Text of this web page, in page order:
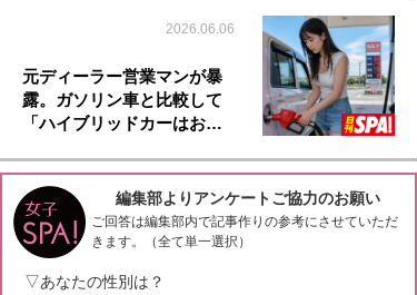
2026.06.06
元ディーラー営業マンが暴
露。ガソリン車と比較して
「ハイブリッドカーはお…